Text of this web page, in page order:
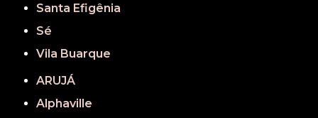
Santa Efigênia
Sé
Vila Buarque
ARUJÁ
Alphaville